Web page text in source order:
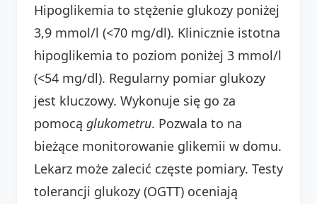
Hipoglikemia to stężenie glukozy poniżej
3,9 mmol/l (<70 mg/dl). Klinicznie istotna
hipoglikemia to poziom poniżej 3 mmol/l
(<54 mg/dl). Regularny pomiar glukozy
jest kluczowy. Wykonuje się go za
pomocą glukometru. Pozwala to na
bieżące monitorowanie glikemii w domu.
Lekarz może zalecić częste pomiary. Testy
tolerancji glukozy (OGTT) oceniają